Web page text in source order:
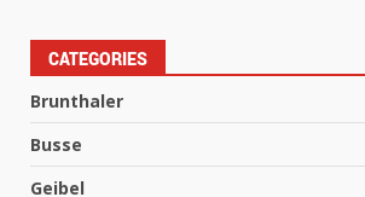
CATEGORIES
Brunthaler
Busse
Geibel